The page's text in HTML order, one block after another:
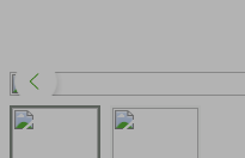
3º perfume